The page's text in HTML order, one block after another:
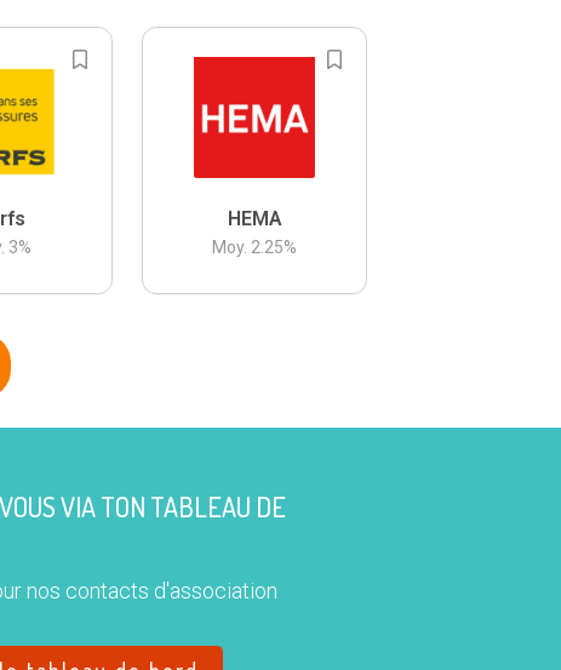
3%
HEMA
Moy. 2.25%
VIA TON TABLEAU DE
nos contacts d'association